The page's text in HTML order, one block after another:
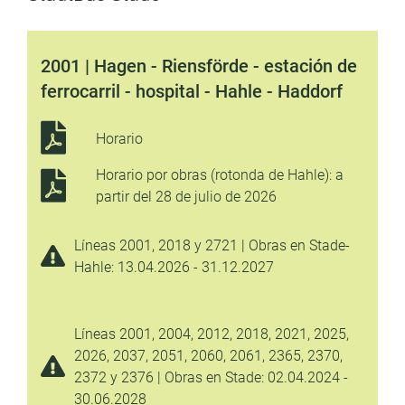
2001 | Hagen - Riensförde - estación de
ferrocarril - hospital - Hahle - Haddorf
Horario
Horario por obras (rotonda de Hahle): a
partir del 28 de julio de 2026
Líneas 2001, 2018 y 2721 | Obras en Stade-
Hahle: 13.04.2026 - 31.12.2027
Líneas 2001, 2004, 2012, 2018, 2021, 2025,
2026, 2037, 2051, 2060, 2061, 2365, 2370,
2372 y 2376 | Obras en Stade: 02.04.2024 -
30.06.2028